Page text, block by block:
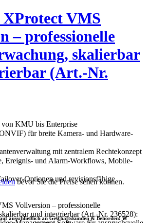
VMS
– professionelle
skalierbar
(Art.-Nr.
KMU bis Enterprise
für breite Kamera- und Hardware-
mit zentralem Rechtekonzept
Ereignis- und Alarm-Workflows, Mobile-
Optionen und revisionsfähige
Vollversion – professionelle
und integrierbar (Art.-Nr. 236528):
bevor Sie die Preise sehen können.
ausschließlich an Geschäftskunden & Behörden! 🚨